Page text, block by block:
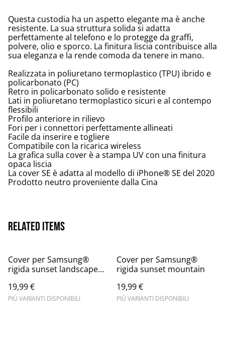
Questa custodia ha un aspetto elegante ma è anche
resistente. La sua struttura solida si adatta
perfettamente al telefono e lo protegge da graffi,
polvere, olio e sporco. La finitura liscia contribuisce alla
sua eleganza e la rende comoda da tenere in mano.
Realizzata in poliuretano termoplastico (TPU) ibrido e
policarbonato (PC)
Retro in policarbonato solido e resistente
Lati in poliuretano termoplastico sicuri e al contempo
flessibili
Profilo anteriore in rilievo
Fori per i connettori perfettamente allineati
Facile da inserire e togliere
Compatibile con la ricarica wireless
La grafica sulla cover è a stampa UV con una finitura
opaca liscia
La cover SE è adatta al modello di iPhone® SE del 2020
Prodotto neutro proveniente dalla Cina
Related items
Cover per Samsung®
rigida sunset landscape
19,99 €
PIÙ VARIANTI DISPONIBILI
Cover per Samsung®
rigida sunset mountain
19,99 €
PIÙ VARIANTI DISPONIBILI